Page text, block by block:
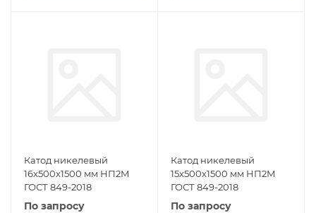
Катод никелевый
16х500х1500 мм НП2М
ГОСТ 849-2018
По запросу
Катод никелевый
15х500х1500 мм НП2М
ГОСТ 849-2018
По запросу